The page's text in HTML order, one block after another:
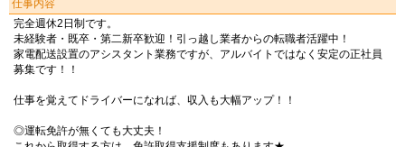
仕事内容
完全週休2日制です。
未経験者・既卒・第二新卒歓迎！引っ越し業者からの転職者活躍中！
家電配送設置のアシスタント業務ですが、アルバイトではなく安定の正社員
募集です！！
仕事を覚えてドライバーになれば、収入も大幅アップ！！
◎運転免許が無くても大丈夫！